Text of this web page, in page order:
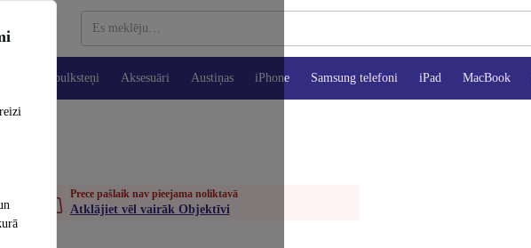
Viedpulksteņi Aksesuāri Austiņas iPhone Samsung telefoni iPad MacBook
Prece pašlaik nav pieejama noliktavā
Atklājiet vēl vairāk Objektīvi